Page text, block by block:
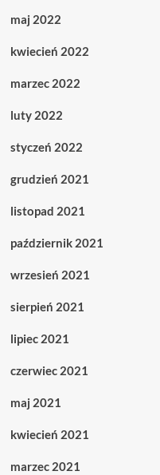
maj 2022
kwiecień 2022
marzec 2022
luty 2022
styczeń 2022
grudzień 2021
listopad 2021
październik 2021
wrzesień 2021
sierpień 2021
lipiec 2021
czerwiec 2021
maj 2021
kwiecień 2021
marzec 2021